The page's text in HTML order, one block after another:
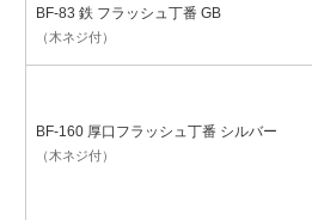
BF-83 鉄 フラッシュ丁番 GB
（木ネジ付）
BF-160 厚口フラッシュ丁番 シルバー
（木ネジ付）